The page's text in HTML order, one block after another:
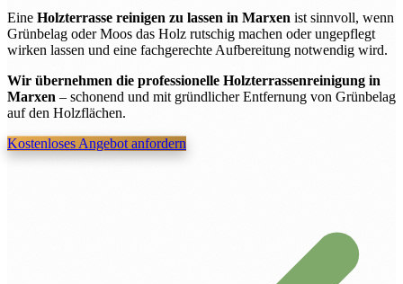
Eine Holzterrasse reinigen zu lassen in Marxen ist sinnvoll, wenn
Grünbelag oder Moos das Holz rutschig machen oder ungepflegt
wirken lassen und eine fachgerechte Aufbereitung notwendig wird.
Wir übernehmen die professionelle Holzterrassenreinigung in
Marxen – schonend und mit gründlicher Entfernung von Grünbelag
auf den Holzflächen.
Kostenloses Angebot anfordern